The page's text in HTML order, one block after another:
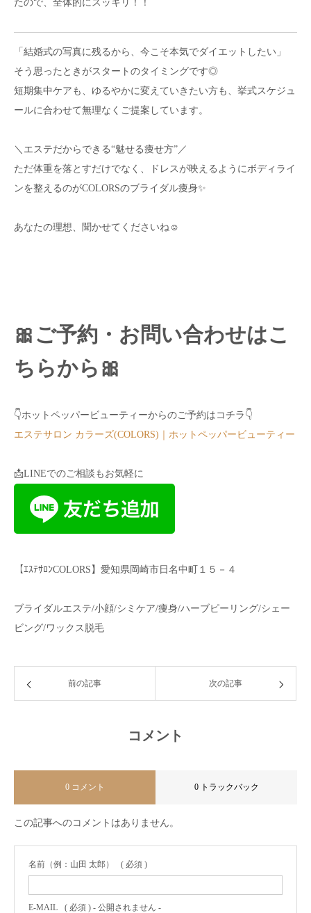
たので、全体的にスッキリ！！
「結婚式の写真に残るから、今こそ本気でダイエットしたい」
そう思ったときがスタートのタイミングです◎
短期集中ケアも、ゆるやかに変えていきたい方も、挙式スケジュ
ールに合わせて無理なくご提案しています。
＼エステだからできる“魅せる痩せ方”／
ただ体重を落とすだけでなく、ドレスが映えるようにボディライ
ンを整えるのがCOLORSのブライダル痩身✨
あなたの理想、聞かせてくださいね☺️
🎀ご予約・お問い合わせはこ
ちらから🎀
👇ホットペッパービューティーからのご予約はコチラ👇
エステサロン カラーズ(COLORS)｜ホットペッパービューティー
📩LINEでのご相談もお気軽に
【ｴｽﾃｻﾛﾝCOLORS】愛知県岡崎市日名中町１５－４
ブライダルエステ/小顔/シミケア/痩身/ハーブピーリング/シェー
ビング/ワックス脱毛
前の記事 次の記事
コメント
0 コメント 0 トラックバック
この記事へのコメントはありません。
名前（例：山田 太郎） ( 必須 )
E-MAIL ( 必須 ) - 公開されません -